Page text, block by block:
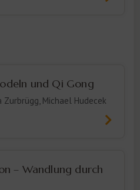
und Qi Gong
Zurbrügg, Michael Hudecek
– Wandlung durch